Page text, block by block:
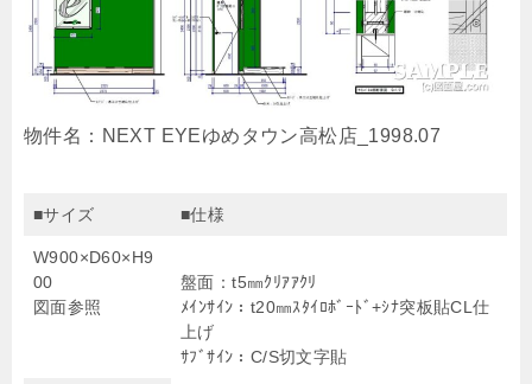
物件名：NEXT EYEゆめタウン高松店_1998.07
■サイズ ■仕様
W900×D60×H9
00
図面参照
盤面：t5㎜ｸﾘｱｱｸﾘ
ﾒｲﾝｻｲﾝ：t20㎜ｽﾀｲﾛﾎﾞｰﾄﾞ+ｼﾅ突板貼CL仕
上げ
ｻﾌﾞｻｲﾝ：C/S切文字貼